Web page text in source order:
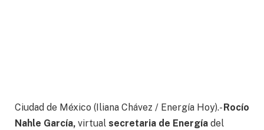
Ciudad de México (Iliana Chávez / Energía Hoy).- Rocío
Nahle García, virtual secretaria de Energía del